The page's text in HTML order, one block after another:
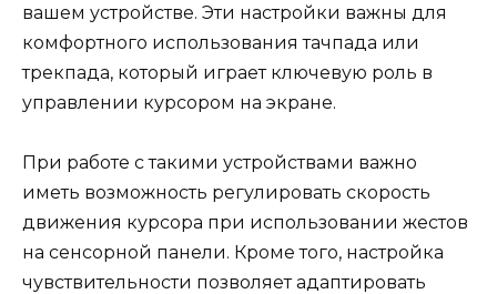
вашем устройстве. Эти настройки важны для
комфортного использования тачпада или
трекпада, который играет ключевую роль в
управлении курсором на экране.
При работе с такими устройствами важно
иметь возможность регулировать скорость
движения курсора при использовании жестов
на сенсорной панели. Кроме того, настройка
чувствительности позволяет адаптировать